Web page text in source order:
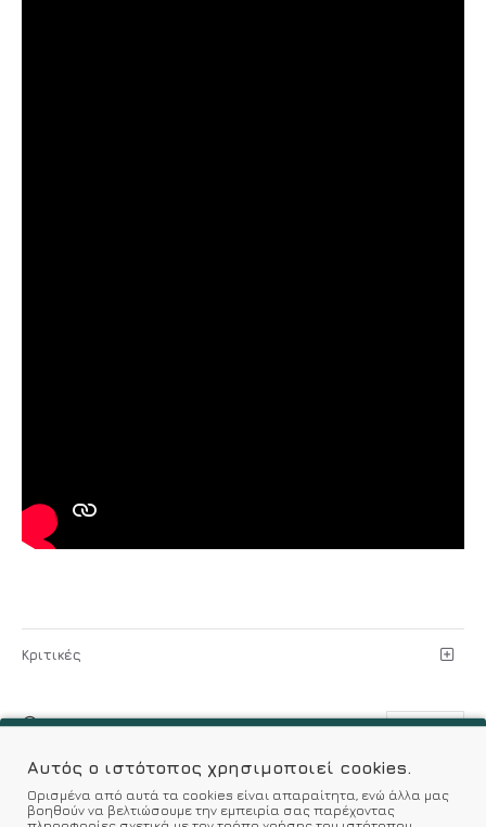
Κριτικές
ΕΞΑΝΤΛΉΘΗΚΕ
SKU: 24066083
Bluepoint
Αυτός ο ιστότοπος χρησιμοποιεί cookies.
Ορισμένα από αυτά τα cookies είναι απαραίτητα, ενώ άλλα μας
βοηθούν να βελτιώσουμε την εμπειρία σας παρέχοντας